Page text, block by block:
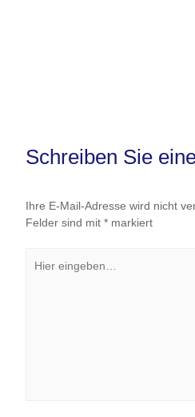
Schreiben Sie
Ihre E-Mail-Adresse wird nicht
Felder sind mit *markiert
eingeben…